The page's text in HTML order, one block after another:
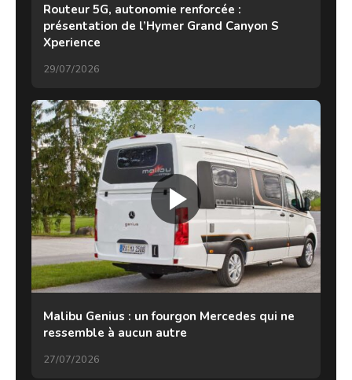
Routeur 5G, autonomie renforcée :
présentation de l’Hymer Grand Canyon S
Xperience
29/07/2026
Malibu Genius : un fourgon Mercedes qui ne
ressemble à aucun autre
27/07/2026